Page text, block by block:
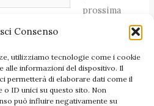
Consenso
utilizziamo tecnologie come i cookie
informazioni del dispositivo. Il
permetterà di elaborare dati come il
ID unici su questo sito. Non
può influire negativamente su
prossima